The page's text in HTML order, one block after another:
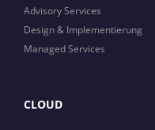
Advisory Services
Design & Implementierung
Managed Services
CLOUD